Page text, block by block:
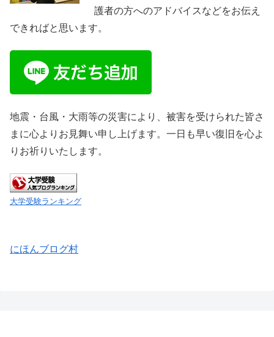
護者の方へのアドバイスなどをお伝え
できればと思います。
地震・台風・大雨等の災害により、被害を受けられた皆さ
まに心よりお見舞い申し上げます。一日も早い復旧を心よ
りお祈りいたします。
大学受験ランキング
にほんブログ村